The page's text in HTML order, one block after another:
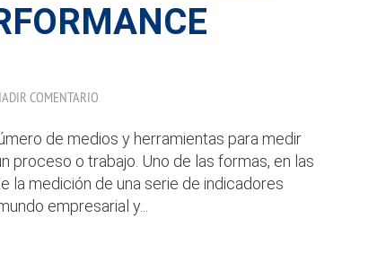
COMENTARIO
de medios y herramientas para medir
proceso o trabajo. Uno de las formas, en las
la medición de una serie de indicadores
empresarial y...